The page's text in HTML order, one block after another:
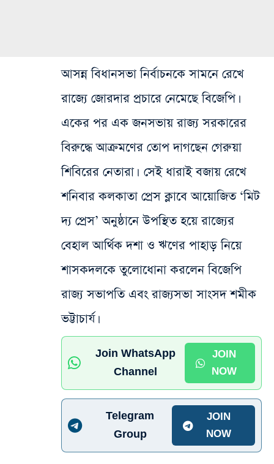
আসন্ন বিধানসভা নির্বাচনকে সামনে রেখে
রাজ্যে জোরদার প্রচারে নেমেছে বিজেপি।
একের পর এক জনসভায় রাজ্য সরকারের
বিরুদ্ধে আক্রমণের তোপ দাগছেন গেরুয়া
শিবিরের নেতারা। সেই ধারাই বজায় রেখে
শনিবার কলকাতা প্রেস ক্লাবে আয়োজিত ‘মিট
দ্য প্রেস’ অনুষ্ঠানে উপস্থিত হয়ে রাজ্যের
বেহাল আর্থিক দশা ও ঋণের পাহাড় নিয়ে
শাসকদলকে তুলোধোনা করলেন বিজেপি
রাজ্য সভাপতি এবং রাজ্যসভা সাংসদ শমীক
ভট্টাচার্য।
Join WhatsApp
Channel
JOIN
NOW
Telegram
Group
JOIN
NOW